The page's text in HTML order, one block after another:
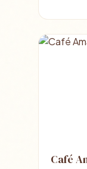
Café